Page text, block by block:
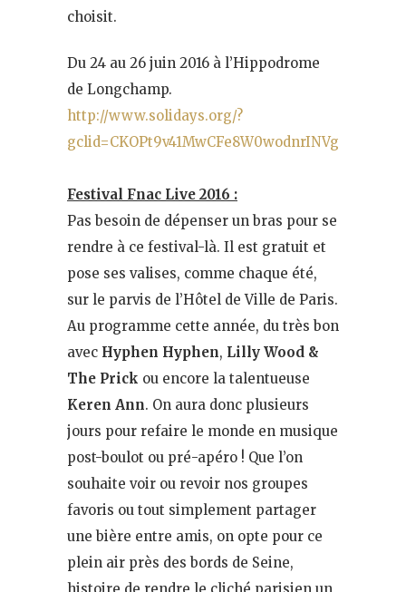
choisit.
Du 24 au 26 juin 2016 à l’Hippodrome
de Longchamp.
http://www.solidays.org/?
gclid=CKOPt9v41MwCFe8W0wodnrINVg
Festival Fnac Live 2016 :
Pas besoin de dépenser un bras pour se
rendre à ce festival-là. Il est gratuit et
pose ses valises, comme chaque été,
sur le parvis de l’Hôtel de Ville de Paris.
Au programme cette année, du très bon
avec Hyphen Hyphen, Lilly Wood &
The Prick ou encore la talentueuse
Keren Ann. On aura donc plusieurs
jours pour refaire le monde en musique
post-boulot ou pré-apéro ! Que l’on
souhaite voir ou revoir nos groupes
favoris ou tout simplement partager
une bière entre amis, on opte pour ce
plein air près des bords de Seine,
histoire de rendre le cliché parisien un